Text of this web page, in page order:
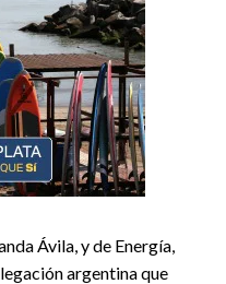
Ávila, y de Energía,
argentina que